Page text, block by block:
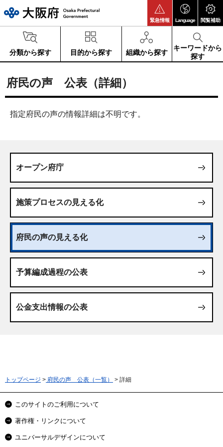
緊急情報 Language 閲覧補助
分類から探す 目的から探す 組織から探す
キーワードから
探す
府民の声 公表（詳細）
指定府民の声の情報詳細は不明です。
オープン府庁
施策プロセスの見える化
府民の声の見える化
予算編成過程の公表
公金支出情報の公表
トップページ > 府民の声 公表（一覧） > 詳細
このサイトのご利用について
著作権・リンクについて
ユニバーサルデザインについて